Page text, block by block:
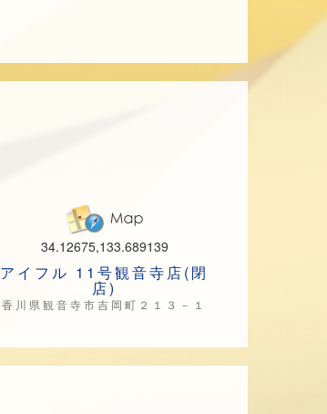
34.12675,133.689139
アイフル 11号観音寺店(閉
店)
香川県観音寺市吉岡町２１３－１